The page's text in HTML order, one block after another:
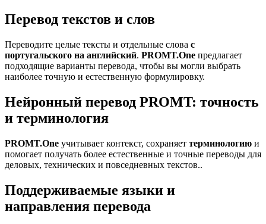
Перевод текстов и слов
Переводите целые тексты и отдельные слова с
португальского на английский. PROMT.One предлагает
подходящие варианты перевода, чтобы вы могли выбрать
наиболее точную и естественную формулировку.
Нейронный перевод PROMT: точность
и терминология
PROMT.One учитывает контекст, сохраняет терминологию и
помогает получать более естественные и точные переводы для
деловых, технических и повседневных текстов..
Поддерживаемые языки и
направления перевода